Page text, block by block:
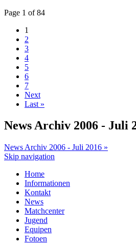
Page 1 of 84
1
2
3
4
5
6
7
Next
Last »
News Archiv 2006 - Juli
News Archiv 2006 - Juli 2016 »
Skip navigation
Home
Informationen
Kontakt
News
Matchcenter
Jugend
Equipen
Fotoen